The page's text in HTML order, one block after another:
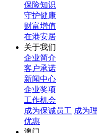
保险知识
守护健康
财富增值
在港安居
关于我们
企业简介
客户承诺
新闻中心
企业奖项
工作机会
成为保诚员工 成为
优惠